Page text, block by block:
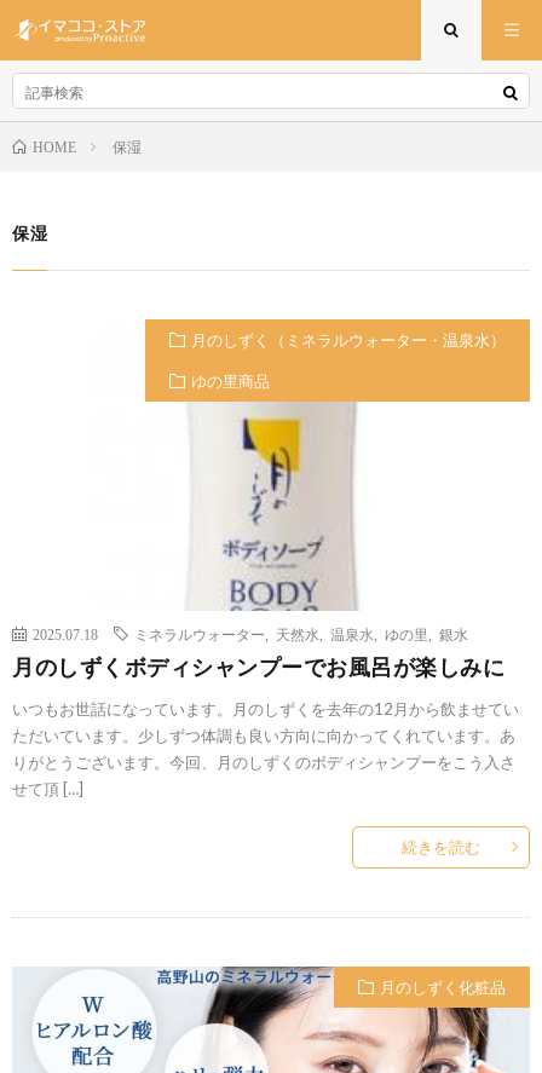
HOME 保湿
保湿
月のしずく（ミネラルウォーター・温泉水）
ゆの里商品
2025.07.18 ミネラルウォーター 天然水 温泉水 ゆの里 銀水
月のしずくボディシャンプーでお風呂が楽しみに
いつもお世話になっています。月のしずくを去年の12月から飲ませてい
ただいています。少しずつ体調も良い方向に向かってくれています。あ
りがとうございます。今回、月のしずくのボディシャンプーをこう入さ
せて頂 […]
続きを読む
月のしずく化粧品